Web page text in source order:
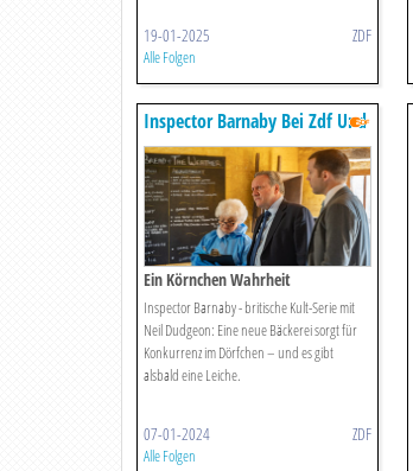
19-01-2025 ZDF
Alle Folgen
Inspector Barnaby Bei Zdf Und
Zdfneo
Ein Körnchen Wahrheit
Inspector Barnaby - britische Kult-Serie mit
Neil Dudgeon: Eine neue Bäckerei sorgt für
Konkurrenz im Dörfchen – und es gibt
alsbald eine Leiche.
07-01-2024 ZDF
Alle Folgen